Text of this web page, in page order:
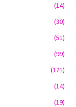
(14)
(30)
(51)
(99)
(171)
(14)
(19)